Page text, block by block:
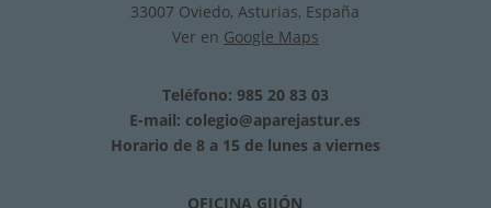
33007 Oviedo, Asturias, España
Ver en Google Maps
Teléfono: 985 20 83 03
E-mail: colegio@aparejastur.es
Horario de 8 a 15 de lunes a viernes
OFICINA GIJÓN